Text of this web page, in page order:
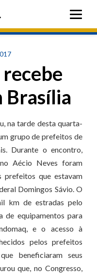
Brasília
na tarde desta quarta-
grupo de prefeitos de
Durante o encontro,
Aécio Neves foram
prefeitos que estavam
Domingos Sávio. O
km de estradas pelo
de equipamentos para
e o acesso à
pelos prefeitos
beneficiaram seus
que, no Congresso,